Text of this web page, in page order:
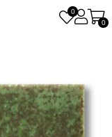
0
0